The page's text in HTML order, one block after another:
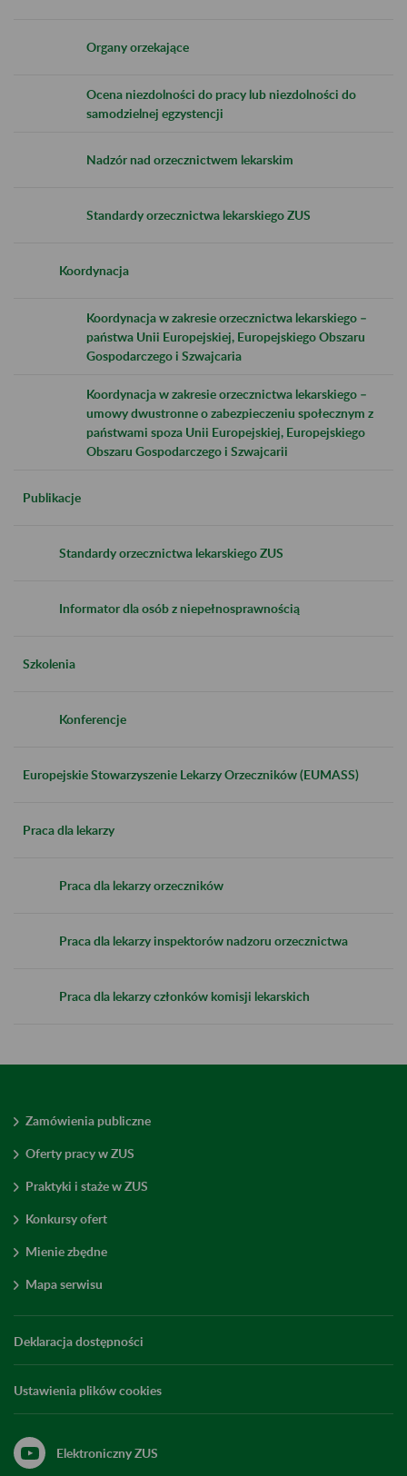
Organy orzekające
Ocena niezdolności do pracy lub niezdolności do
samodzielnej egzystencji
Nadzór nad orzecznictwem lekarskim
Standardy orzecznictwa lekarskiego ZUS
Koordynacja
Koordynacja w zakresie orzecznictwa lekarskiego –
państwa Unii Europejskiej, Europejskiego Obszaru
Gospodarczego i Szwajcaria
Koordynacja w zakresie orzecznictwa lekarskiego –
umowy dwustronne o zabezpieczeniu społecznym z
państwami spoza Unii Europejskiej, Europejskiego
Obszaru Gospodarczego i Szwajcarii
Publikacje
Standardy orzecznictwa lekarskiego ZUS
Informator dla osób z niepełnosprawnością
Szkolenia
Konferencje
Europejskie Stowarzyszenie Lekarzy Orzeczników (EUMASS)
Praca dla lekarzy
Praca dla lekarzy orzeczników
Praca dla lekarzy inspektorów nadzoru orzecznictwa
Praca dla lekarzy członków komisji lekarskich
Zamówienia publiczne
Oferty pracy w ZUS
Praktyki i staże w ZUS
Konkursy ofert
Mienie zbędne
Mapa serwisu
Deklaracja dostępności
Ustawienia plików cookies
Elektroniczny ZUS